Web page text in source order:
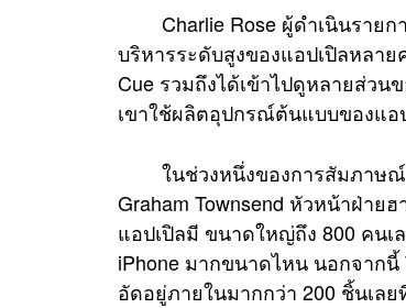
Charlie Rose ผู้ดำเนินรายก
บริหารระดับสูงของแอปเปิลหลาย
Cue รวมถึงได้เข้าไปดูหลายส่วน
เขาใช้ผลิตอุปกรณ์ต้นแบบของแอ
ในช่วงหนึ่งของการสัมภาษณ์
Graham Townsend หัวหน้าฝ่าย
แอปเปิลมี ขนาดใหญ่ถึง 800 คนเ
iPhone มากขนาดไหน นอกจากนี้
อัดอยู่ภายในมากกว่า 200 ชิ้นเลย